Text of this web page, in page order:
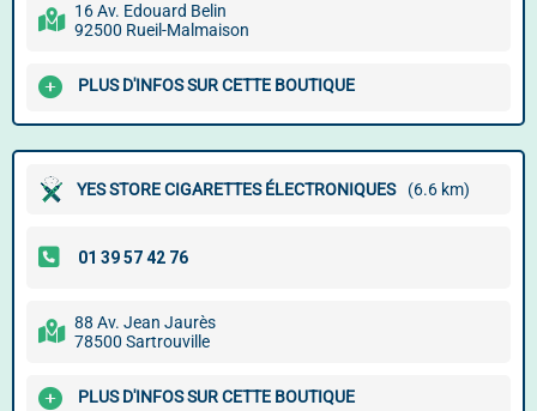
16 Av. Edouard Belin
92500 Rueil-Malmaison
PLUS D'INFOS SUR CETTE BOUTIQUE
YES STORE CIGARETTES ÉLECTRONIQUES (6.6 km)
88 Av. Jean Jaurès
78500 Sartrouville
PLUS D'INFOS SUR CETTE BOUTIQUE